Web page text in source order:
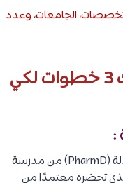
الجامعات، وعدد
مراحل دراسة الصيدلة، إليك 3 خطوات لكي
:
يجب الحصول على درجة الدكتوراه في الصيدلة (PharmD) من مدرسة
تحضره معتمدًا من